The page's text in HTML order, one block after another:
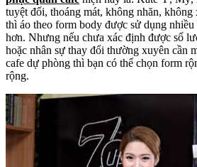
tuyệt đối, thoáng mát, không nhăn,
thì áo theo form body được sử dụng
hơn. Nhưng nếu chưa xác định được số
hoặc nhân sự thay đổi thường xuyên cần
cafe dự phòng thì bạn có thể chọn form
rộng.